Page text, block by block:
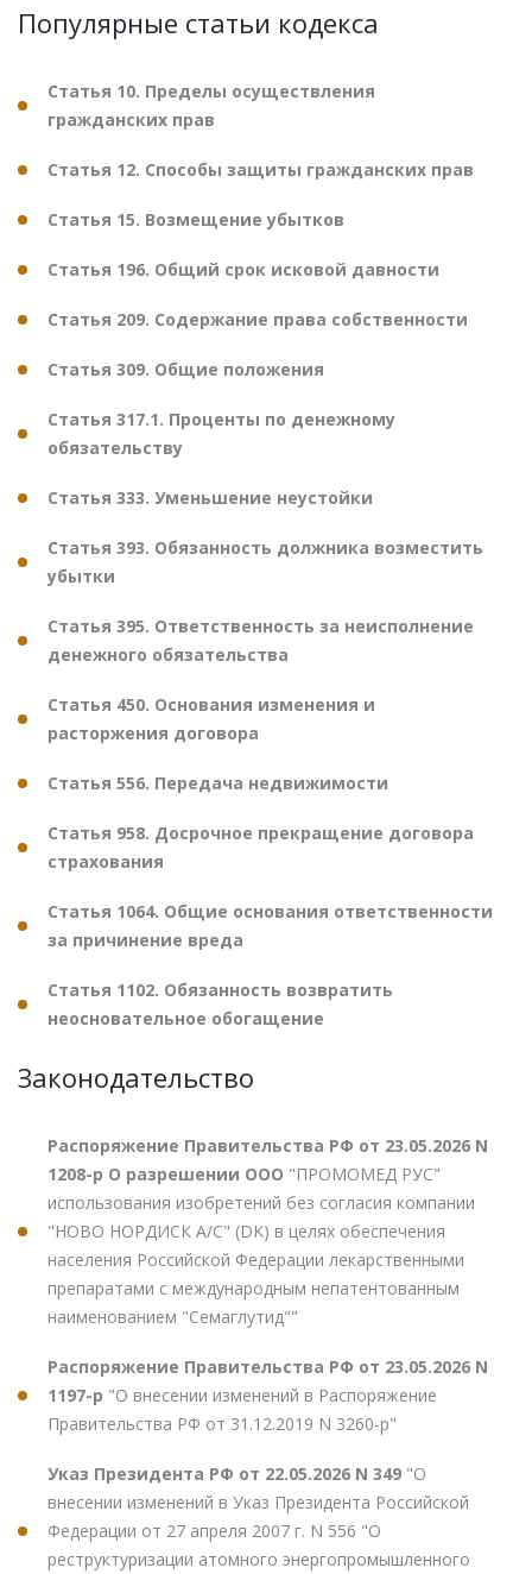
Популярные статьи кодекса
Статья 10. Пределы осуществления
гражданских прав
Статья 12. Способы защиты гражданских прав
Статья 15. Возмещение убытков
Статья 196. Общий срок исковой давности
Статья 209. Содержание права собственности
Статья 309. Общие положения
Статья 317.1. Проценты по денежному
обязательству
Статья 333. Уменьшение неустойки
Статья 393. Обязанность должника возместить
убытки
Статья 395. Ответственность за неисполнение
денежного обязательства
Статья 450. Основания изменения и
расторжения договора
Статья 556. Передача недвижимости
Статья 958. Досрочное прекращение договора
страхования
Статья 1064. Общие основания ответственности
за причинение вреда
Статья 1102. Обязанность возвратить
неосновательное обогащение
Законодательство
Распоряжение Правительства РФ от 23.05.2026 N
1208-р О разрешении ООО "ПРОМОМЕД РУС"
использования изобретений без согласия компании
"НОВО НОРДИСК А/С" (DK) в целях обеспечения
населения Российской Федерации лекарственными
препаратами с международным непатентованным
наименованием "Семаглутид""
Распоряжение Правительства РФ от 23.05.2026 N
1197-р "О внесении изменений в Распоряжение
Правительства РФ от 31.12.2019 N 3260-р"
Указ Президента РФ от 22.05.2026 N 349 "О
внесении изменений в Указ Президента Российской
Федерации от 27 апреля 2007 г. N 556 "О
реструктуризации атомного энергопромышленного